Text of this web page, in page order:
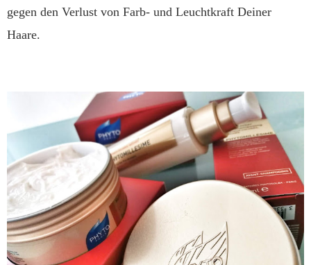
gegen den Verlust von Farb- und Leuchtkraft Deiner
Haare.